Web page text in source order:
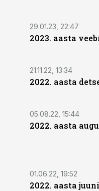
29.01.23, 22:47
2023. aasta
21.11.22, 13:34
2022. aasta
05.08.22, 15:44
2022. aasta
01.06.22, 19:52
2022. aasta